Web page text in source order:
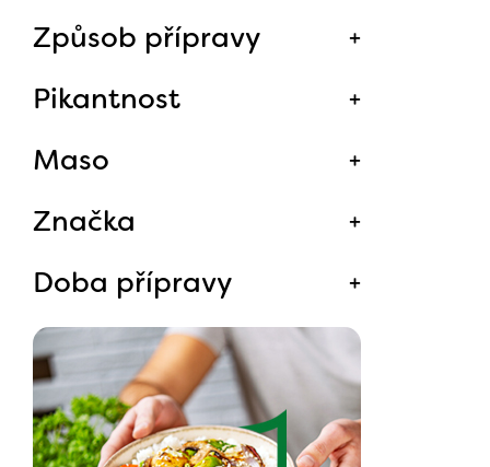
Způsob přípravy
Pikantnost
Maso
Značka
Doba přípravy